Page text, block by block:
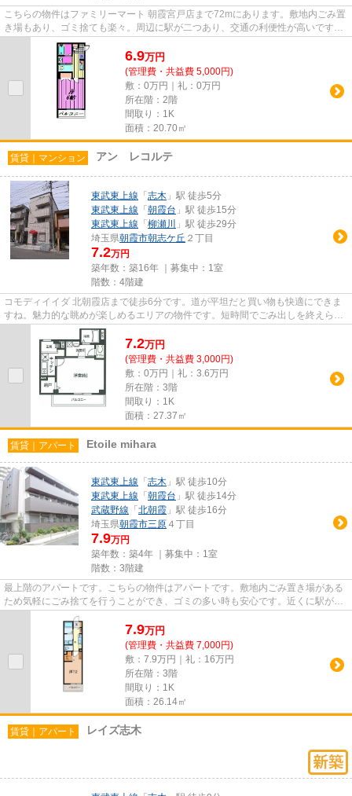
こちらの物件はファミリーマート 朝霞宮戸店まで72mにあります。敷地内ごみ置
き場もあり、ゴミ捨ても楽々。周辺に駅が二つあり、交通の利便性が高いです。
こちらの物件はアパートです...
6.9万円
(管理費・共益費 5,000円)
敷：0万円｜礼：0万円
所在階：2階
間取り：1K
面積：20.70㎡
賃貸｜マンション アン レコルテ
東武東上線 「 志木 」駅 徒歩5分
東武東上線 「 朝霞台 」駅 徒歩15分
東武東上線 「 柳瀬川
」駅 徒歩29分
埼玉県朝霞市朝志ケ丘 ２丁目
7.2万円
築年数：築16年 ｜募集中： 1室
階数：4階建
コモディイイダ 北朝霞店まで徒歩6分です。道が平坦だと買い物も快適にできま
すね。魅力的な眺めが楽しめるエリアの物件です。短時間でごみ出しを終えられ
るように、敷地内にゴミ置き...
7.2万円
(管理費・共益費 3,000円)
敷：0万円｜礼：3.6万円
所在階：3階
間取り：1K
面積：27.37㎡
賃貸｜アパート Etoile mihara
東武東上線 「 志木 」駅 徒歩10分
東武東上線 「 朝霞台 」駅 徒歩14分
武蔵野線 「 北朝霞 」駅 徒歩16分
埼玉県朝霞市三原 ４丁目
7.9万円
築年数：築4年 ｜募集中： 1室
階数：3階建
最上階のアパートです。こちらの物件はアパートです。敷地内ごみ置き場がある
ため気軽にごみ捨てを行うことができ、ゴミの多い時も安心です。近くに駅が2
つあるため、用途や行き先に応...
7.9万円
(管理費・共益費 7,000円)
敷：7.9万円｜礼：16万円
所在階：3階
間取り：1K
面積：26.14㎡
賃貸｜アパート レイズ志木